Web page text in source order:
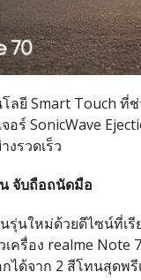
ลยี Smart Touch
อร์ SonicWave
งรวดเร็ว
จับถือถนัดมือ
รุ่นใหม่ด้วยดีไซน์ที่เ
ครื่อง realme Note
ได้จาก 2 สีโทนสุดพรี